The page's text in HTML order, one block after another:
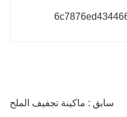
سابق : ماكينة تجفيف الملح